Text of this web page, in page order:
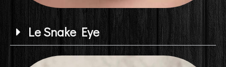
Le Snake Eye